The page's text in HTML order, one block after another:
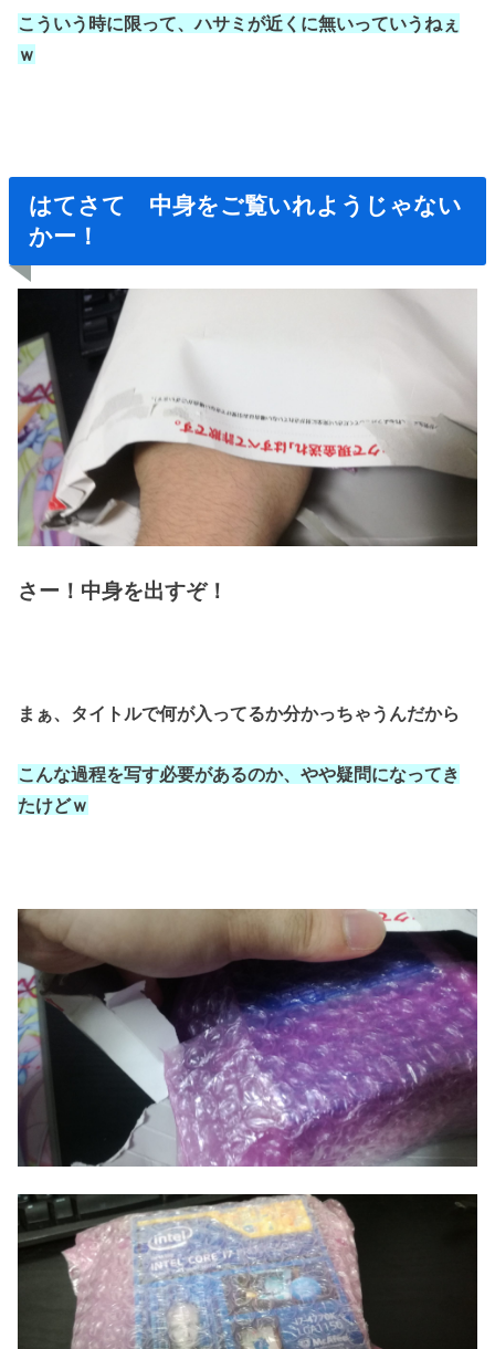
こういう時に限って、ハサミが近くに無いっていうねぇ
ｗ
はてさて 中身をご覧いれようじゃない
かー！
さー！中身を出すぞ！
まぁ、タイトルで何が入ってるか分かっちゃうんだから
こんな過程を写す必要があるのか、やや疑問になってき
たけどｗ